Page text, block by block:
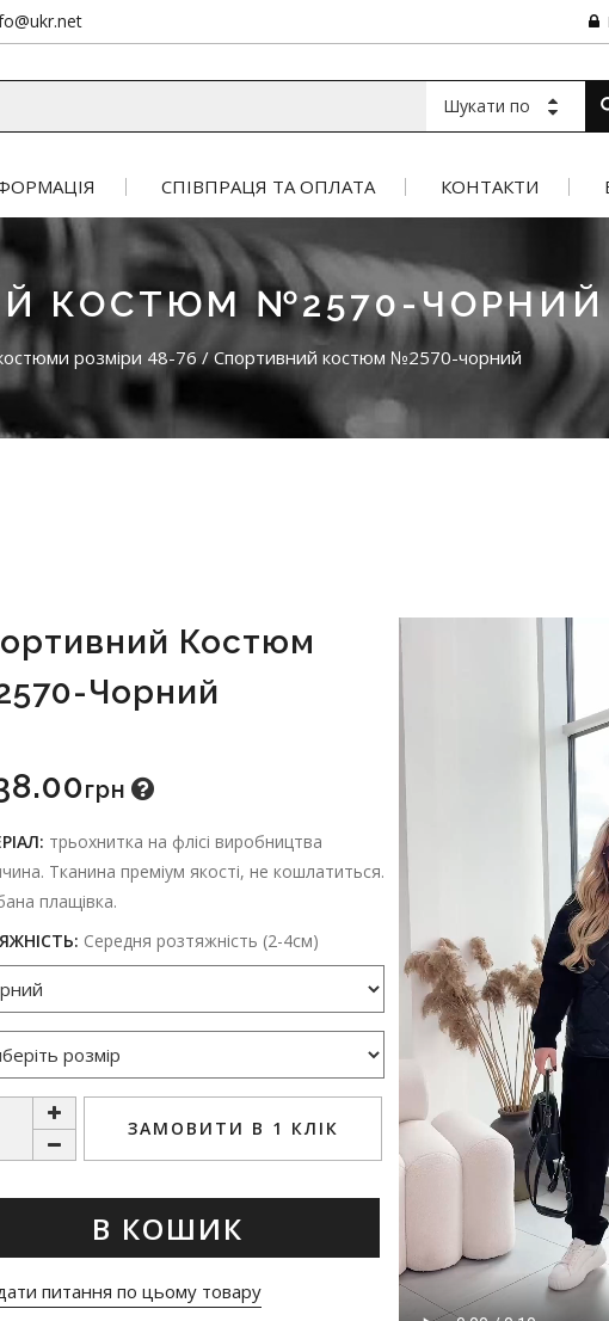
Шукати по
СПІВПРАЦЯ ТА ОПЛАТА КОНТАКТИ
КОСТЮМ №2570-ЧОРНИЙ
розміри 48-76/ Спортивний костюм №2570-чорний
Костюм
Чорний
Грн
трьохнитка на флісі виробництва
Тканина преміум якості, не кошлатиться.
плащівка.
Середня розтяжність (2-4см)
ЗАМОВИТИ В 1 КЛІК
В КОШИК
питання по цьому товару